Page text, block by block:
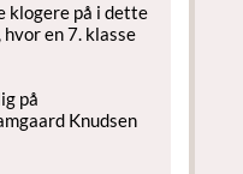
klogere på i dette
en 7. klasse
på
Knudsen